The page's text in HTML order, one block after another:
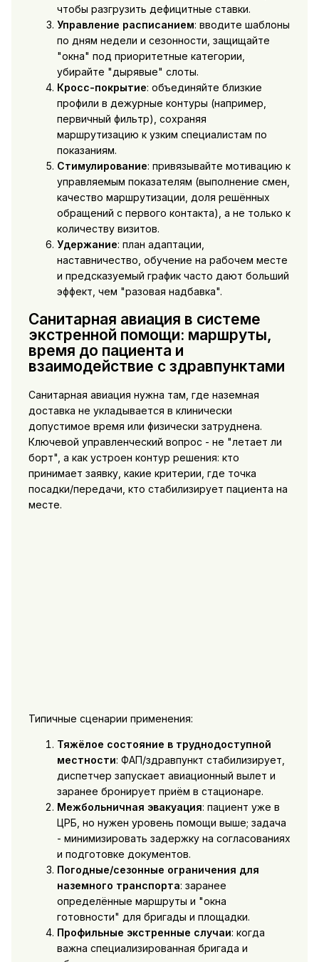
чтобы разгрузить дефицитные ставки.
Управление расписанием: вводите шаблоны
по дням недели и сезонности, защищайте
"окна" под приоритетные категории,
убирайте "дырявые" слоты.
Кросс-покрытие: объединяйте близкие
профили в дежурные контуры (например,
первичный фильтр), сохраняя
маршрутизацию к узким специалистам по
показаниям.
Стимулирование: привязывайте мотивацию к
управляемым показателям (выполнение смен,
качество маршрутизации, доля решённых
обращений с первого контакта), а не только к
количеству визитов.
Удержание: план адаптации,
наставничество, обучение на рабочем месте
и предсказуемый график часто дают больший
эффект, чем "разовая надбавка".
Санитарная авиация в системе
экстренной помощи: маршруты,
время до пациента и
взаимодействие с здравпунктами
Санитарная авиация нужна там, где наземная
доставка не укладывается в клинически
допустимое время или физически затруднена.
Ключевой управленческий вопрос - не "летает ли
борт", а как устроен контур решения: кто
принимает заявку, какие критерии, где точка
посадки/передачи, кто стабилизирует пациента на
месте.
Типичные сценарии применения:
Тяжёлое состояние в труднодоступной
местности: ФАП/здравпункт стабилизирует,
диспетчер запускает авиационный вылет и
заранее бронирует приём в стационаре.
Межбольничная эвакуация: пациент уже в
ЦРБ, но нужен уровень помощи выше; задача
- минимизировать задержку на согласованиях
и подготовке документов.
Погодные/сезонные ограничения для
наземного транспорта: заранее
определённые маршруты и "окна
готовности" для бригады и площадки.
Профильные экстренные случаи: когда
важна специализированная бригада и